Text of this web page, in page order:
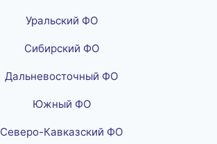
Уральский ФО
Сибирский ФО
Дальневосточный ФО
Южный ФО
Северо-Кавказский ФО